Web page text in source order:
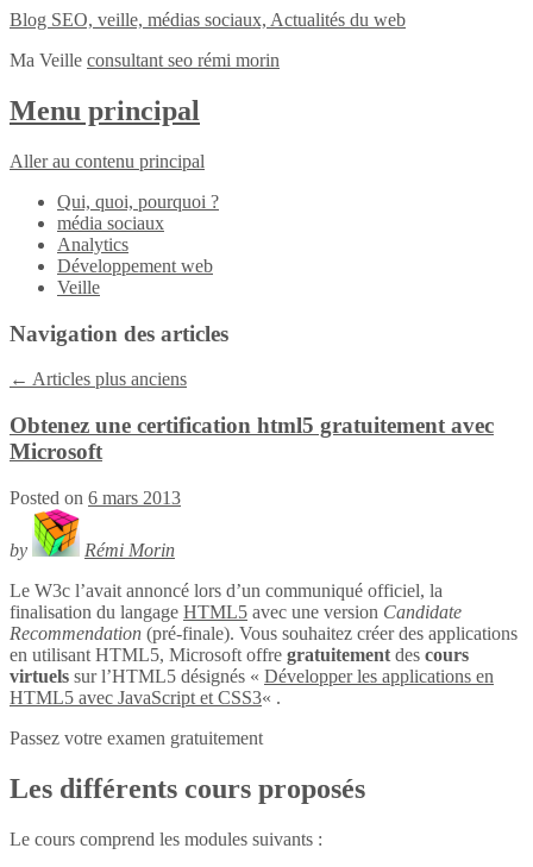
Blog SEO, veille, médias sociaux, Actualités du web
Ma Veille consultant seo rémi morin
Menu principal
Aller au contenu principal
Qui, quoi, pourquoi ?
média sociaux
Analytics
Développement web
Veille
Navigation des articles
← Articles plus anciens
Obtenez une certification html5 gratuitement avec
Microsoft
Posted on 6 mars 2013
by
Rémi Morin
Le W3c l’avait annoncé lors d’un communiqué officiel, la
finalisation du langage HTML5 avec une version Candidate
Recommendation (pré-finale). Vous souhaitez créer des applications
en utilisant HTML5, Microsoft offre gratuitement des cours
virtuels sur l’HTML5 désignés « Développer les applications en
HTML5 avec JavaScript et CSS3« .
Passez votre examen gratuitement
Les différents cours proposés
Le cours comprend les modules suivants :